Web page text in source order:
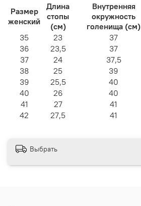
Размер
женский
Длина
стопы
(см)
Внутренняя
окружность
голенища (см)
35
23 37
36
23,5 37
37
24 37,5
38
25 39
39
25,5 40
40
26 40
41
27 41
42
27,5 41
Выбрать